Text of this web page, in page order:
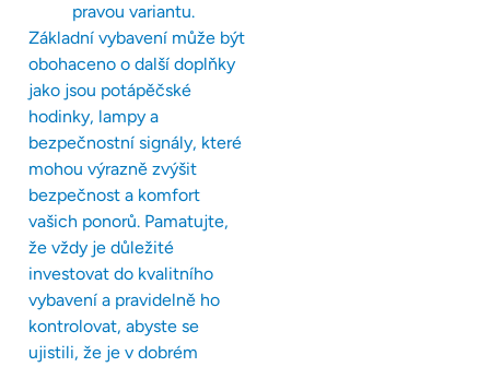
pravou variantu.
Základní vybavení může být
obohaceno o další doplňky
jako jsou potápěčské
hodinky, lampy a
bezpečnostní signály, které
mohou výrazně zvýšit
bezpečnost a komfort
vašich ponorů. Pamatujte,
že vždy je důležité
investovat do kvalitního
vybavení a pravidelně ho
kontrolovat, abyste se
ujistili, že je v dobrém